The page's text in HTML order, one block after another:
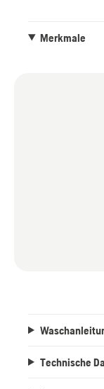
Merkmale
Technische